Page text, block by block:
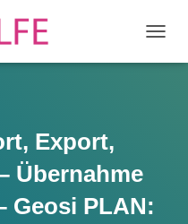
A
Export,
Übernahme
Geosi PLAN: